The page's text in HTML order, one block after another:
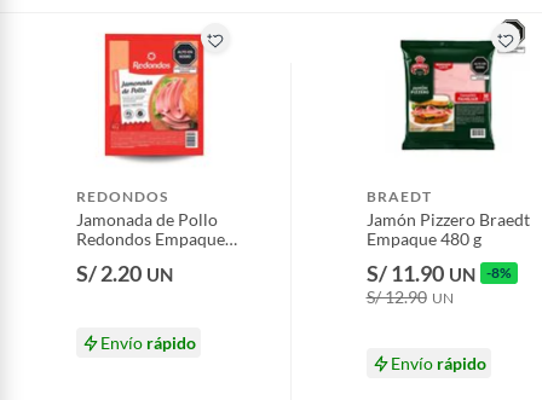
REDONDOS
Jamonada de Pollo
Redondos Empaque
S/ 2.20 UN
Envío rápido
BRAEDT
Jamón Pizzero Braedt
Empaque 480 g
S/ 11.90 UN -8%
S/ 12.90 UN
Envío rápido